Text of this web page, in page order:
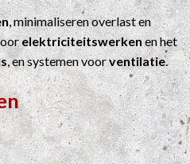
, minimaliseren overlast en
elektriciteitswerkenen het
, en systemen voorventilatie.